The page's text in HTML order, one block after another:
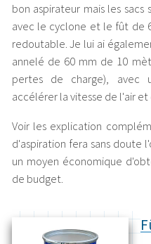
bon aspirateur mais les
avec le cyclone et le fût de
redoutable. Je lui ai
annelé de 60 mm de 10
pertes de charge), avec
accélérer la vitesse de l'air
Voir les explication
d'aspiration fera sans doute
un moyen économique
de budget.